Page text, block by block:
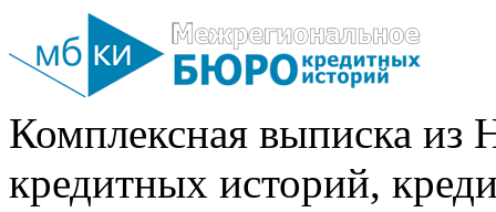
Комплексная выписка из
кредитных историй,